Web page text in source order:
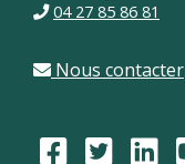
04 27 85 86 81
Nous contacter